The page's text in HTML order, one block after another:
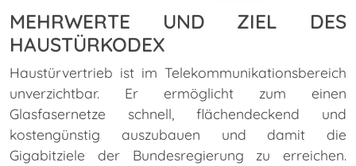
MEHRWERTE UND ZIEL DES
HAUSTÜRKODEX
Haustürvertrieb ist im Telekommunikationsbereich
unverzichtbar. Er ermöglicht zum einen
Glasfasernetze schnell, flächendeckend und
kostengünstig auszubauen und damit die
Gigabitziele der Bundesregierung zu erreichen.